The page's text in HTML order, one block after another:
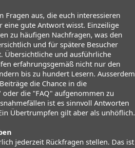
Fragen aus, die euch interessieren
eine gute Antwort wisst. Einzeilige
zu häufigen Nachfragen, was den
und für spätere Besucher
Übersichtliche und ausführliche
erfahrungsgemäß nicht nur den
bis zu hundert Lesern. Ausserdem
die Chance in die
oder die "FAQ" aufgenommen zu
ist es sinnvoll Antworten
Übertrumpfen gilt aber als unhöflich.
jederzeit Rückfragen stellen. Das ist